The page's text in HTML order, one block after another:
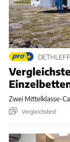
Zwei Mittelklasse-
Vergleichstest